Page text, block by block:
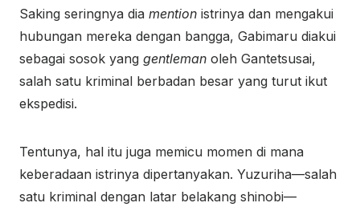
Saking seringnya dia mention istrinya dan mengakui
hubungan mereka dengan bangga, Gabimaru diakui
sebagai sosok yang gentleman oleh Gantetsusai,
salah satu kriminal berbadan besar yang turut ikut
ekspedisi.
Tentunya, hal itu juga memicu momen di mana
keberadaan istrinya dipertanyakan. Yuzuriha—salah
satu kriminal dengan latar belakang shinobi—